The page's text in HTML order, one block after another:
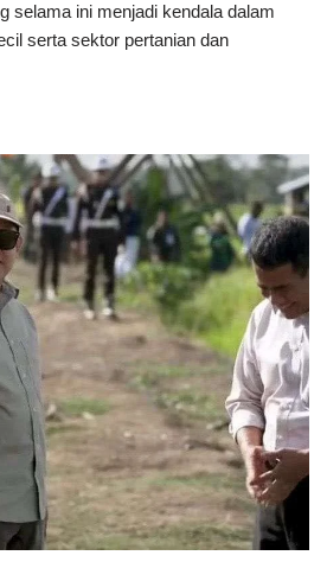
selama ini menjadi kendala dalam
serta sektor pertanian dan